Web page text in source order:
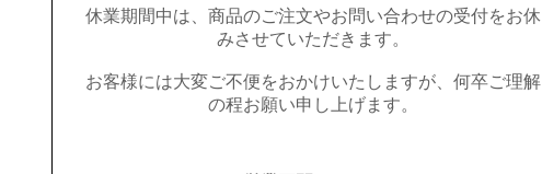
休業期間中は、商品のご注文やお問い合わせの受付をお休
みさせていただきます。
お客様には大変ご不便をおかけいたしますが、何卒ご理解
の程お願い申し上げます。